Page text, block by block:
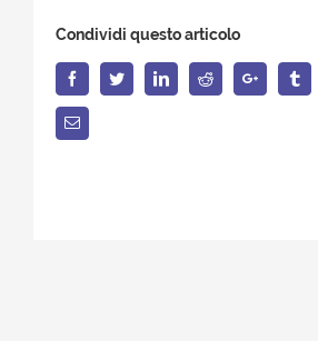
Condividi questo articolo
FacebookTwitterLinkedInReddit Google+
Email